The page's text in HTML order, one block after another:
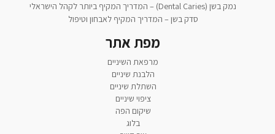
נמק בשן (Dental Caries) – המדריך המקיף ביותר לקהל הישראלי
סדק בשן – המדריך המקיף לאבחון וטיפול
מפת אתר
מרפאת השיניים
הלבנת שיניים
השתלת שיניים
ציפוי שיניים
שיקום הפה
בלוג